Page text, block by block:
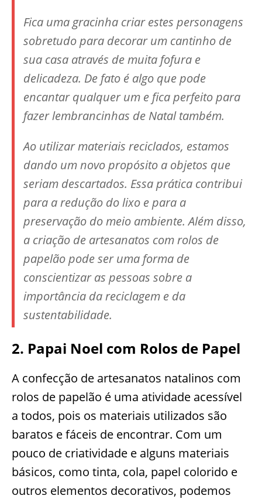
Fica uma gracinha criar estes personagens
sobretudo para decorar um cantinho de
sua casa através de muita fofura e
delicadeza. De fato é algo que pode
encantar qualquer um e fica perfeito para
fazer lembrancinhas de Natal também.
Ao utilizar materiais reciclados, estamos
dando um novo propósito a objetos que
seriam descartados. Essa prática contribui
para a redução do lixo e para a
preservação do meio ambiente. Além disso,
a criação de artesanatos com rolos de
papelão pode ser uma forma de
conscientizar as pessoas sobre a
importância da reciclagem e da
sustentabilidade.
2. Papai Noel com Rolos de Papel
A confecção de artesanatos natalinos com
rolos de papelão é uma atividade acessível
a todos, pois os materiais utilizados são
baratos e fáceis de encontrar. Com um
pouco de criatividade e alguns materiais
básicos, como tinta, cola, papel colorido e
outros elementos decorativos, podemos